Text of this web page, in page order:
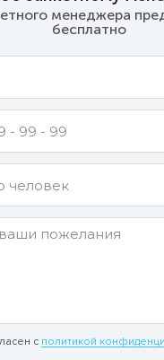
менеджера
бесплатно
с политикой